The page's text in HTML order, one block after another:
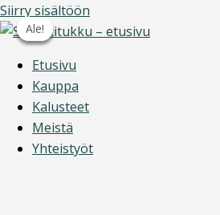
Siirry sisältöön
Etusivu
Kauppa
Kalusteet
Meistä
Yhteistyöt
Ale!
Ale!
Ale!
Ale!